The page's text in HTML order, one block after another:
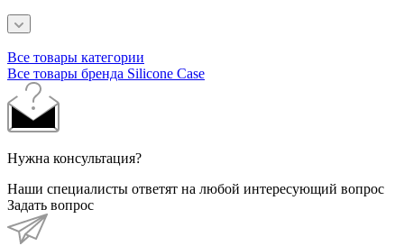
Все товары категории
Все товары бренда Silicone Case
Нужна консультация?
Наши специалисты ответят на любой интересующий вопрос
Задать вопрос